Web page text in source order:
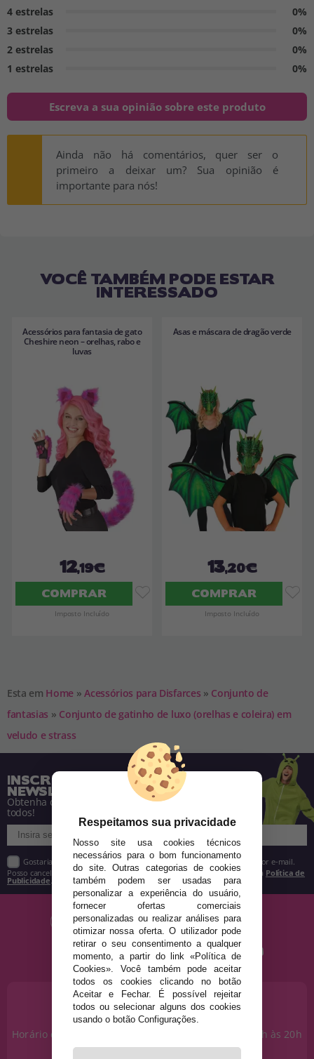
4 estrelas
0%
3 estrelas
0%
2 estrelas
0%
1 estrelas
0%
Escreva a sua opinião sobre este produto
Ainda não há comentários, quer ser o
primeiro a deixar um? Sua opinião é
importante para nós!
VOCÊ TAMBÉM PODE ESTAR
INTERESSADO
Acessórios para fantasia de gato
Cheshire neon – orelhas, rabo e
luvas
12,19€
COMPRAR
Imposto Incluído
Asas e máscara de dragão verde
13,20€
COMPRAR
Imposto Incluído
Esta em Home » Acessórios para Disfarces » Conjunto de
fantasias » Conjunto de gatinho de luxo (orelhas e coleira) em
veludo e strass
INSCREVA-SE NA NOSSA
NEWSLETTER
Obtenha descontos e saiba de tudo antes de
todos!
Gostaria de receber descontos exclusivos, novidades e tendências por e-mail.
Posso cancelar a inscrição a qualquer momento, conforme estipulado na Política de
Publicidade
PRECISA DE AJUDA?
915 793 695
Horário de segunda a sexta das 10h às 14h e das 17h às 20h
Respeitamos sua privacidade
Nosso site usa cookies técnicos
necessários para o bom funcionamento
do site. Outras categorias de cookies
também podem ser usadas para
personalizar a experiência do usuário,
fornecer ofertas comerciais
personalizadas ou realizar análises para
otimizar nossa oferta. O utilizador pode
retirar o seu consentimento a qualquer
momento, a partir do link «Política de
Cookies». Você também pode aceitar
todos os cookies clicando no botão
Aceitar e Fechar. É possível rejeitar
todos ou selecionar alguns dos cookies
usando o botão Configurações.